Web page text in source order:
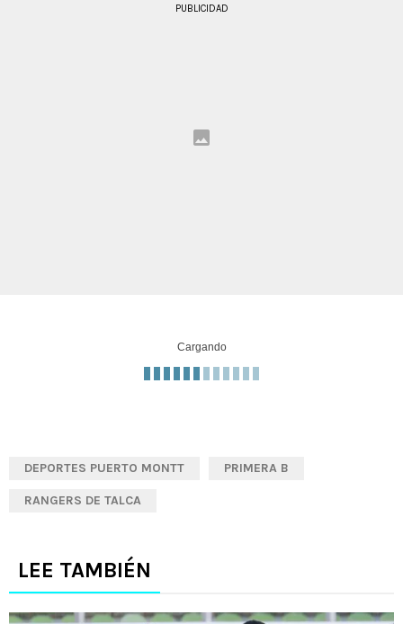
PUBLICIDAD
Cargando
DEPORTES PUERTO MONTT PRIMERA B
RANGERS DE TALCA
LEE TAMBIÉN